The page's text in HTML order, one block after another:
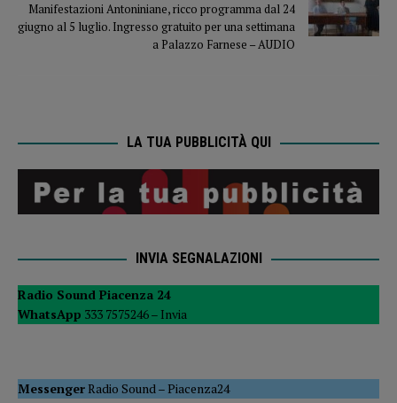
Manifestazioni Antoniniane, ricco programma dal 24
giugno al 5 luglio. Ingresso gratuito per una settimana
a Palazzo Farnese – AUDIO
LA TUA PUBBLICITÀ QUI
INVIA SEGNALAZIONI
Radio Sound Piacenza 24
WhatsApp 333 7575246 – Invia
MessengerRadio Sound–Piacenza24